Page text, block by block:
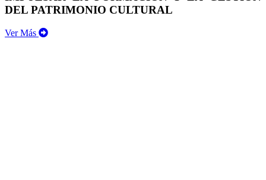
DEL PATRIMONIO CULTURAL
Ver Más